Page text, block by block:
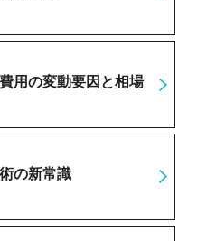
用の変動要因と相場
の新常識